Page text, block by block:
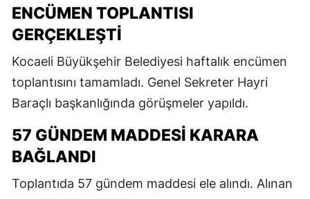
ENCÜMEN TOPLANTISI
GERÇEKLEŞTI
Kocaeli Büyükşehir Belediyesi haftalık encümen
toplantısını tamamladı. Genel Sekreter Hayri
Baraçlı başkanlığında görüşmeler yapıldı.
57 GÜNDEM MADDESI KARARA
BAĞLANDI
Toplantıda 57 gündem maddesi ele alındı. Alınan